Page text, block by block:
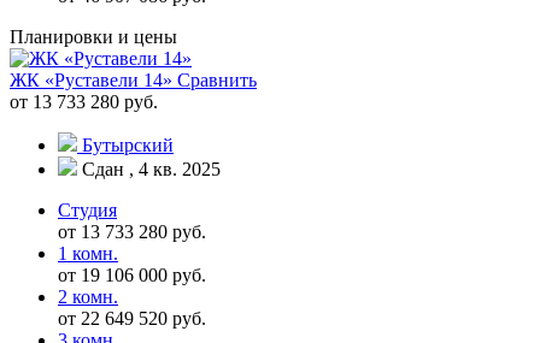
Планировки и цены
ЖК «Руставели 14» Сравнить
от 13 733 280 руб.
Бутырский
Сдан , 4 кв. 2025
Студия
от 13 733 280 руб.
1 комн.
от 19 106 000 руб.
2 комн.
от 22 649 520 руб.